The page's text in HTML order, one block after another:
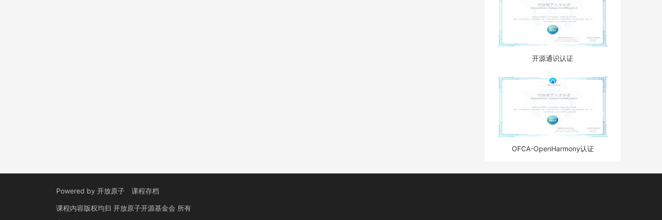
开源通识认证
OFCA-OpenHarmony认证
Powered by 开放原子 课程存档
课程内容版权均归 开放原子开源基金会 所有